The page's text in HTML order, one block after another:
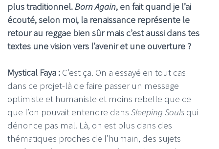
plus traditionnel.Born Again, en fait quand je l’ai
écouté, selon moi, la renaissance représente le
retour au reggae bien sûr mais c’est aussi dans tes
textes une vision vers l’avenir et une ouverture ?
Mystical Faya : C’est ça. On a essayé en tout cas
dans ce projet-là de faire passer un message
optimiste et humaniste et moins rebelle que ce
que l’on pouvait entendre dans Sleeping Souls qui
dénonce pas mal. Là, on est plus dans des
thématiques proches de l’humain, des sujets